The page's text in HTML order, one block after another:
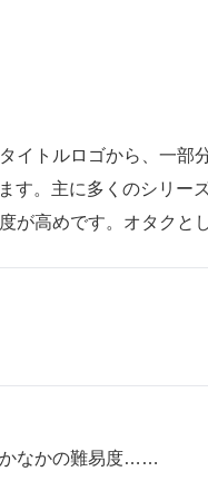
イトルロゴから、一部
す。主に多くのシリー
が高めです。オタク
かなかの難易度……